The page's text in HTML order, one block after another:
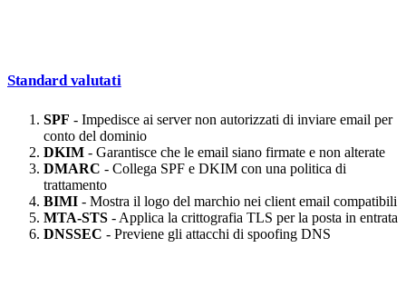
Standard valutati
SPF - Impedisce ai server non autorizzati di inviare email per
conto del dominio
DKIM - Garantisce che le email siano firmate e non alterate
DMARC - Collega SPF e DKIM con una politica di
trattamento
BIMI - Mostra il logo del marchio nei client email compatibili
MTA-STS - Applica la crittografia TLS per la posta in entrata
DNSSEC - Previene gli attacchi di spoofing DNS